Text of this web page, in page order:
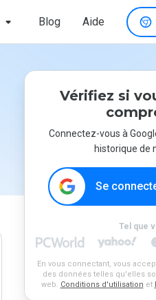
Blog Aide
Vérifiez si
Connectez-vous à
historique de
Se
Tel que
En vous connectant, vous
des données telles qu'elles
web. Conditions d'utilisation et